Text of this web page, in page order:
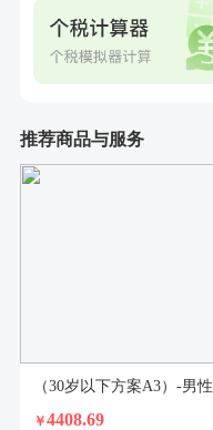
推荐商品与服务
（30岁以下方案A3）-男性
￥4408.69